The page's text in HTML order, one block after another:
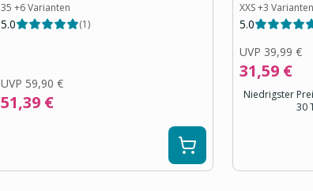
35 +6Varianten
5.0 (1)
UVP 59,90 €
51,39 €
XXS+3 Varianten
5.0
UVP 39,99 €
31,59 €
Niedrigster
30